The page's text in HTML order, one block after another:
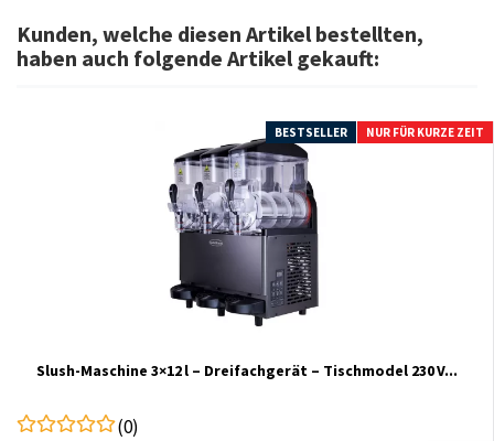
Kunden, welche diesen Artikel bestellten,
haben auch folgende Artikel gekauft:
BESTSELLER NUR FÜR KURZE ZEIT
Slush-Maschine 3×12 l – Dreifachgerät – Tischmodel 230 V...
(0)